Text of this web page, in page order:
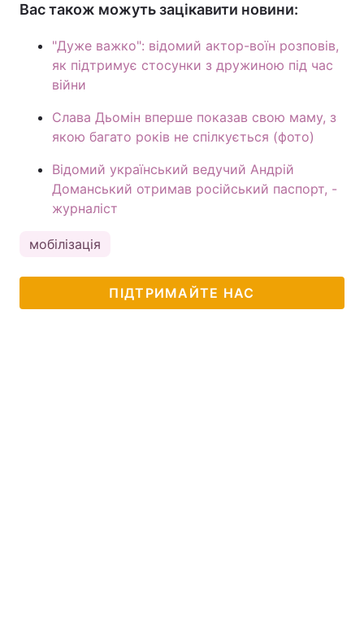
Вас також можуть зацікавити новини:
"Дуже важко": відомий актор-воїн розповів,
як підтримує стосунки з дружиною під час
війни
Слава Дьомін вперше показав свою маму, з
якою багато років не спілкується (фото)
Відомий український ведучий Андрій
Доманський отримав російський паспорт, -
журналіст
мобілізація
ПІДТРИМАЙТЕ НАС